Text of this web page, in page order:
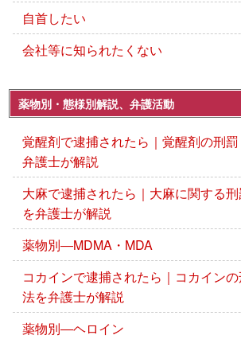
自首したい
会社等に知られたくない
薬物別・態様別解説、弁護活動
覚醒剤で逮捕されたら｜覚醒剤の刑
弁護士が解説
大麻で逮捕されたら｜大麻に関する
を弁護士が解説
薬物別―MDMA・MDA
コカインで逮捕されたら｜コカイン
法を弁護士が解説
薬物別―ヘロイン